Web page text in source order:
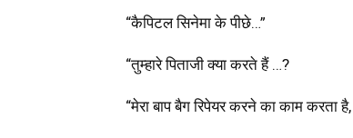
“कैपिटल सिनेमा के पीछे…”
“तुम्हारे पिताजी क्या करते हैं …?
“मेरा बाप बैग रिपेयर करने का काम करता है,